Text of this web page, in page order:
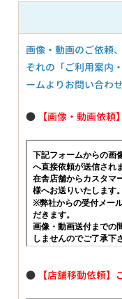
画像・動画のご依頼
ぞれの「ご利用案内
ームよりお問い合わせ
● 【画像・動画依
● 【店舗移動依頼